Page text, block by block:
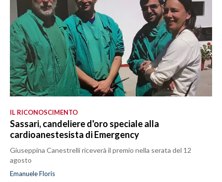
IL RICONOSCIMENTO
Sassari, candeliere d'oro speciale alla
cardioanestesista di Emergency
Giuseppina Canestrelli riceverà il premio nella serata del 12
agosto
Emanuele Floris